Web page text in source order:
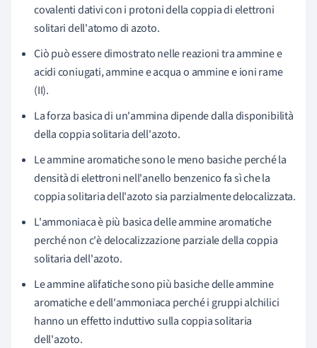
covalenti dativi con i protoni della coppia di elettroni
solitari dell'atomo di azoto.
Ciò può essere dimostrato nelle reazioni tra ammine e
acidi coniugati, ammine e acqua o ammine e ioni rame
(II).
La forza basica di un'ammina dipende dalla disponibilità
della coppia solitaria dell'azoto.
Le ammine aromatiche sono le meno basiche perché la
densità di elettroni nell'anello benzenico fa sì che la
coppia solitaria dell'azoto sia parzialmente delocalizzata.
L'ammoniaca è più basica delle ammine aromatiche
perché non c'è delocalizzazione parziale della coppia
solitaria dell'azoto.
Le ammine alifatiche sono più basiche delle ammine
aromatiche e dell'ammoniaca perché i gruppi alchilici
hanno un effetto induttivo sulla coppia solitaria
dell'azoto.